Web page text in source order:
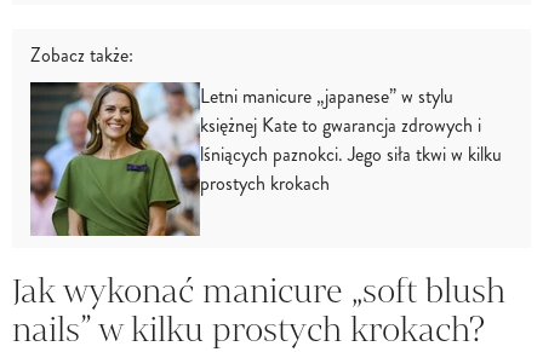
Zobacz także:
Letni manicure „japanese” w stylu
księżnej Kate to gwarancja zdrowych i
lśniących paznokci. Jego siła tkwi w kilku
prostych krokach
Jak wykonać manicure „soft blush
nails” w kilku prostych krokach?